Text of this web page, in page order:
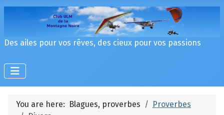
Des ailes pour vos rêves, des cieux pour vos passions
You are here: Blagues, proverbes
Proverbes